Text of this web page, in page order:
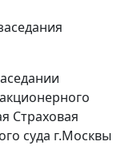
Страховая
суда г.Москвы